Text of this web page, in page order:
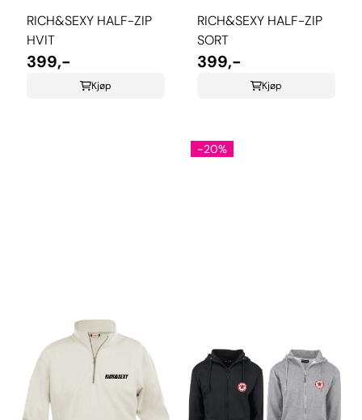
RICH&SEXY HALF-ZIP
HVIT
399,-
Kjøp
RICH&SEXY HALF-ZIP
SORT
399,-
Kjøp
-20%